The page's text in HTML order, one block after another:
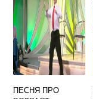
ПЕСНЯ ПРО